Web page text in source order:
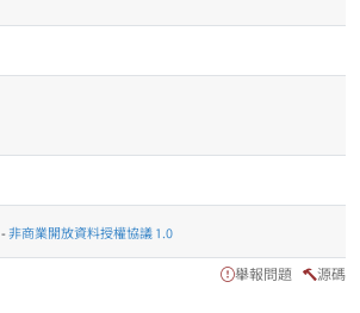
非商業開放資料授權協議 1.0
舉報問題 源碼